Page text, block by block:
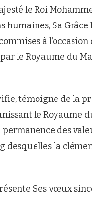
le Roi
humaines, Sa Grâce
à l’occasion
le Royaume du
témoigne de la
le Royaume
des
desquelles la
Ses vœux